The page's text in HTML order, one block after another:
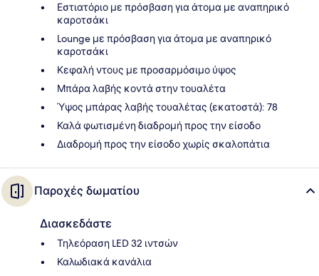
Εστιατόριο με πρόσβαση για άτομα με αναπηρικό
καροτσάκι
Lounge με πρόσβαση για άτομα με αναπηρικό
καροτσάκι
Κεφαλή ντους με προσαρμόσιμο ύψος
Μπάρα λαβής κοντά στην τουαλέτα
Ύψος μπάρας λαβής τουαλέτας (εκατοστά): 78
Καλά φωτισμένη διαδρομή προς την είσοδο
Διαδρομή προς την είσοδο χωρίς σκαλοπάτια
Παροχές δωματίου
Διασκεδάστε
Τηλεόραση LED 32 ιντσών
Καλωδιακά κανάλια